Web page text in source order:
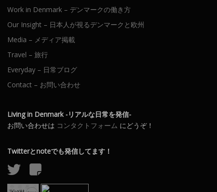
Work in Denmark – デンマークの働き方
Our Insight – 日本人が視るデンマークと欧州
Media – メディア掲載
Travel – 旅行
Everyday – 日常ブログ
Contact – お問い合わせ
Living in Denmark -リアルな日常を発信-
お問い合わせは コンタクトフォーム にどうぞ！
Twitterとnoteでも発信してます！